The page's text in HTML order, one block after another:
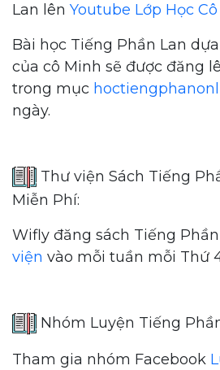
Lan lên Youtube Lớp Học
Bài học Tiếng Phần Lan
của cô Minh sẽ được đăng
trong mục
ngày.
Thư viện Sách Tiếng
Miễn Phí:
Wifly đăng sách Tiếng
viện vào mỗi tuần mỗi Thứ
Nhóm Luyện Tiếng
Tham gia nhóm Facebook